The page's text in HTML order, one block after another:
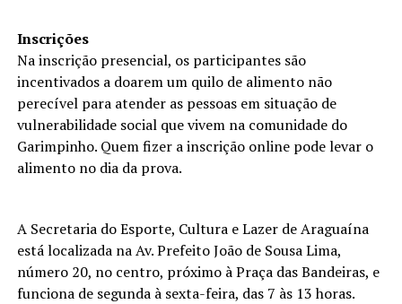
Inscrições
Na inscrição presencial, os participantes são
incentivados a doarem um quilo de alimento não
perecível para atender as pessoas em situação de
vulnerabilidade social que vivem na comunidade do
Garimpinho. Quem fizer a inscrição online pode levar o
alimento no dia da prova.
A Secretaria do Esporte, Cultura e Lazer de Araguaína
está localizada na Av. Prefeito João de Sousa Lima,
número 20, no centro, próximo à Praça das Bandeiras, e
funciona de segunda à sexta-feira, das 7 às 13 horas.